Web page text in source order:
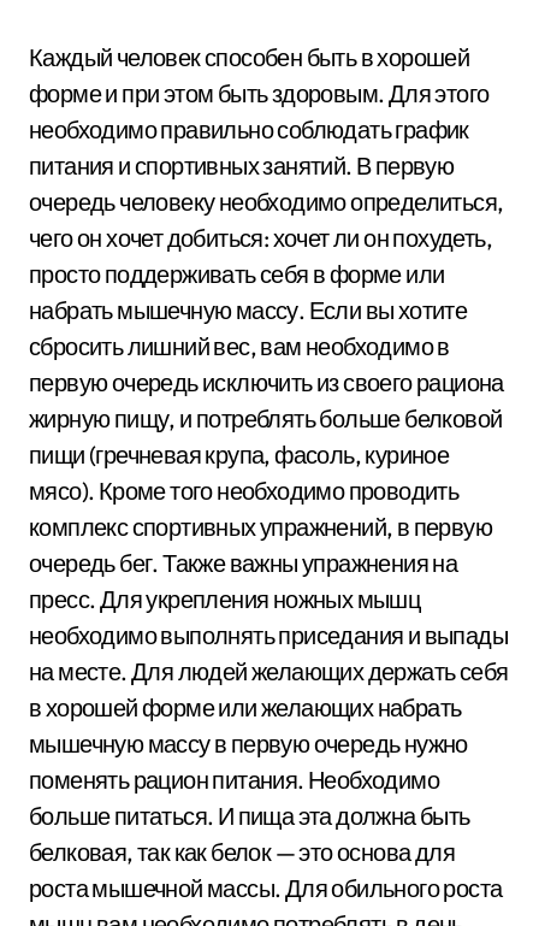
Каждый человек способен быть в хорошей
форме и при этом быть здоровым. Для этого
необходимо правильно соблюдать график
питания и спортивных занятий. В первую
очередь человеку необходимо определиться,
чего он хочет добиться: хочет ли он похудеть,
просто поддерживать себя в форме или
набрать мышечную массу. Если вы хотите
сбросить лишний вес, вам необходимо в
первую очередь исключить из своего рациона
жирную пищу, и потреблять больше белковой
пищи (гречневая крупа, фасоль, куриное
мясо). Кроме того необходимо проводить
комплекс спортивных упражнений, в первую
очередь бег. Также важны упражнения на
пресс. Для укрепления ножных мышц
необходимо выполнять приседания и выпады
на месте. Для людей желающих держать себя
в хорошей форме или желающих набрать
мышечную массу в первую очередь нужно
поменять рацион питания. Необходимо
больше питаться. И пища эта должна быть
белковая, так как белок — это основа для
роста мышечной массы. Для обильного роста